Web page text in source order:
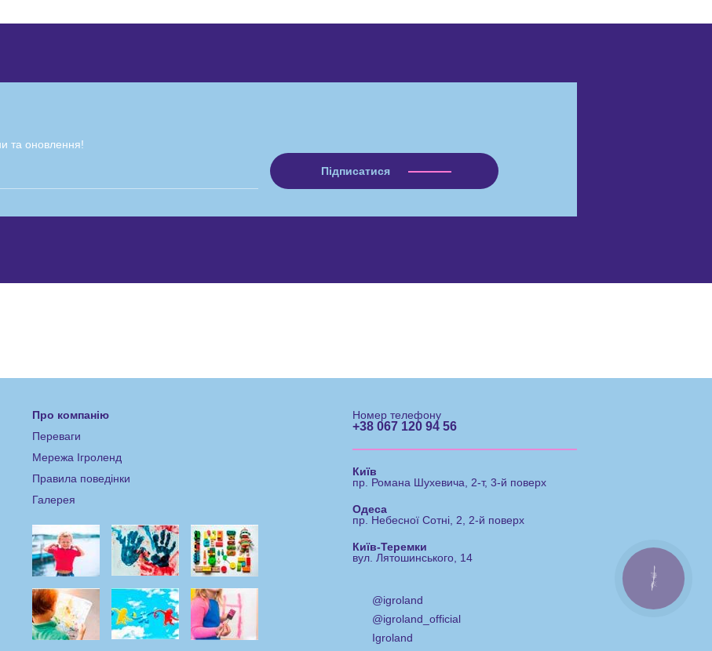
та оновлення!
Про компанію
Переваги
Мережа Ігроленд
Правила поведінки
Галерея
Номер телефону
+38 067 120 94 56
Київ
пр. Романа Шухевича, 2-т, 3-й поверх
Одеса
пр. Небесної Сотні, 2, 2-й поверх
Київ-Теремки
вул. Лятошинського, 14
@igroland
@igroland_official
Igroland
КНОПКА
ЗВ'ЯЗКУ